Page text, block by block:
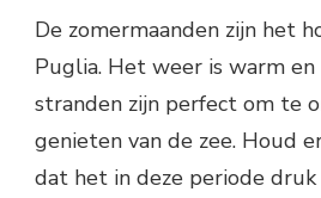
De zomermaanden zijn het
Puglia. Het weer is warm en
stranden zijn perfect om te
genieten van de zee. Houd
dat het in deze periode